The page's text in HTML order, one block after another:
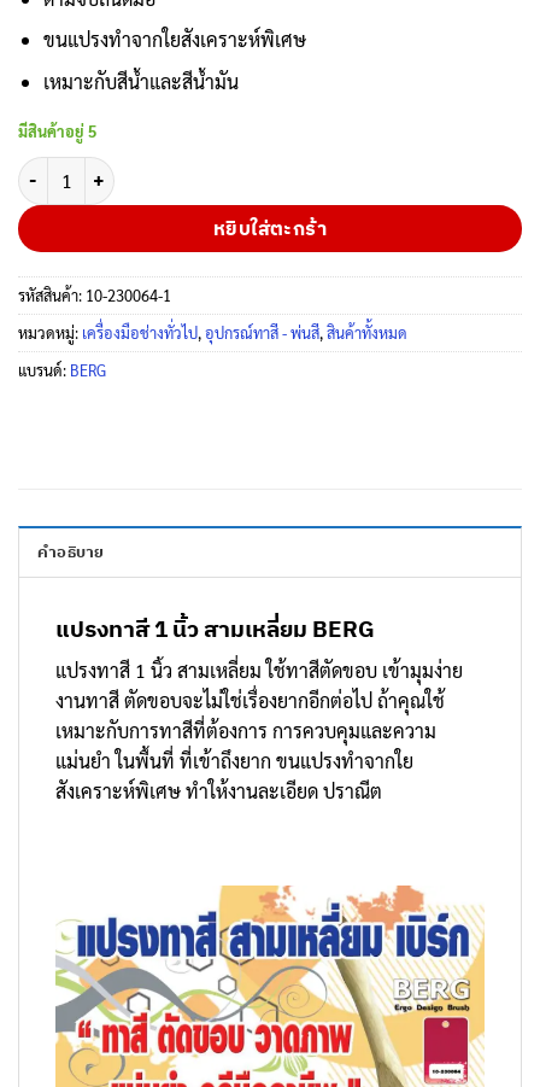
฿226.฿69.
ขนแปรงทำจากใยสังเคราะห์พิเศษ
เหมาะกับสีน้ำและสีน้ำมัน
มีสินค้าอยู่ 5
จำนวน โปรโมชั่น Flash Sale แปรงทาสี 1 นิ้ว สามเหลี่ยม BERG เหมาะ
หยิบใส่ตะกร้า
รหัสสินค้า: 10-230064-1
หมวดหมู่: เครื่องมือช่างทั่วไป,อุปกรณ์ทาสี - พ่นสี,สินค้าทั้งหมด
แบรนด์: BERG
คำอธิบาย
แปรงทาสี 1 นิ้ว สามเหลี่ยม BERG
แปรงทาสี 1 นิ้ว สามเหลี่ยม ใช้ทาสีตัดขอบ เข้ามุมง่าย
งานทาสี ตัดขอบจะไม่ใช่เรื่องยากอีกต่อไป ถ้าคุณใช้
เหมาะกับการทาสีที่ต้องการ การควบคุมและความ
แม่นยำ ในพื้นที่ ที่เข้าถึงยาก ขนแปรงทำจากใย
สังเคราะห์พิเศษ ทำให้งานละเอียด ปราณีต